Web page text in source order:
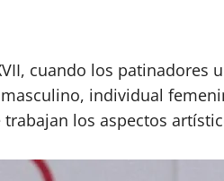
cuando los
individual
los aspectos